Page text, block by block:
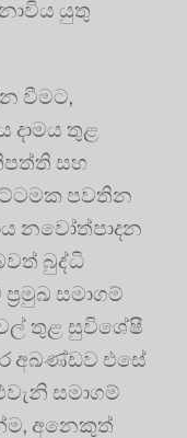
යුතු
වීමට,
දාමය තුළ
සහ
පවතින
නවෝත්පාදන
බුද්ධි
සමාගම්
තුළ සුවිශේෂී
අඛණ්ඩව එසේ
සමාගම්
අනෙකුත්